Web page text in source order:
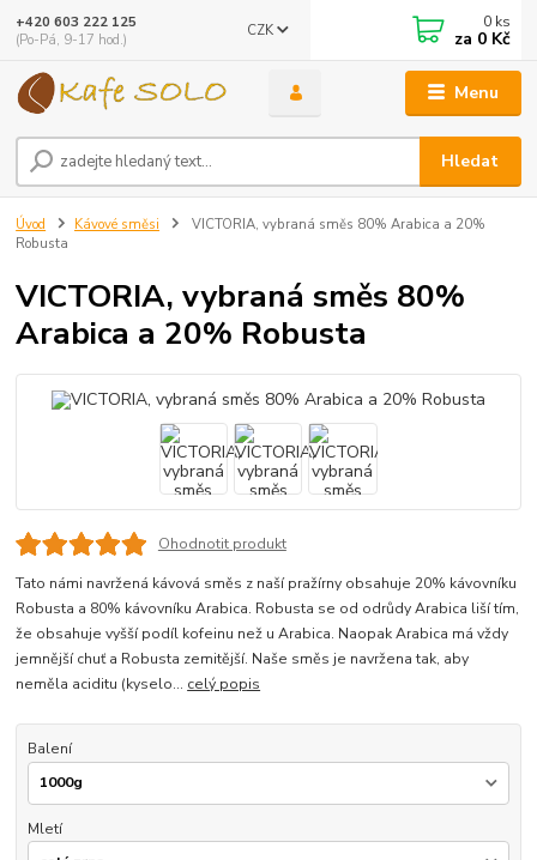
Menu
CZK
Hledat
+420 603 222 125
(Po-Pá, 9-17 hod.)
0 ks
za 0 Kč
Úvod Kávové směsi
VICTORIA, vybraná směs 80% Arabica a 20%
Robusta
VICTORIA, vybraná směs 80%
Arabica a 20% Robusta
Ohodnotit produkt
Tato námi navržená kávová směs z naší pražírny obsahuje 20% kávovníku
Robusta a 80% kávovníku Arabica. Robusta se od odrůdy Arabica liší tím,
že obsahuje vyšší podíl kofeinu než u Arabica. Naopak Arabica má vždy
jemnější chuť a Robusta zemitější. Naše směs je navržena tak, aby
neměla aciditu (kyselo... celý popis
Balení
Mletí